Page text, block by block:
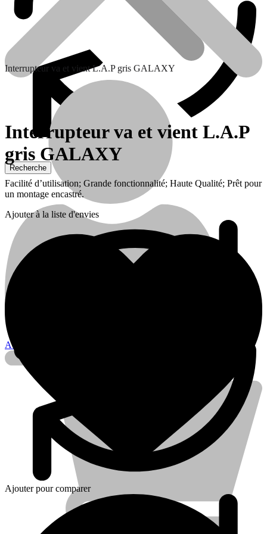
Batteries
Électricité
Traitement de l’eau
Account
Interrupteur va et vient L.A.P gris GALAXY
Interrupteur va et vient L.A.P
gris GALAXY
Facilité d’utilisation; Grande fonctionnalité; Haute Qualité; Prêt pour
un montage encastré.
Ajouter à la liste d'envies
Ajouter pour comparer